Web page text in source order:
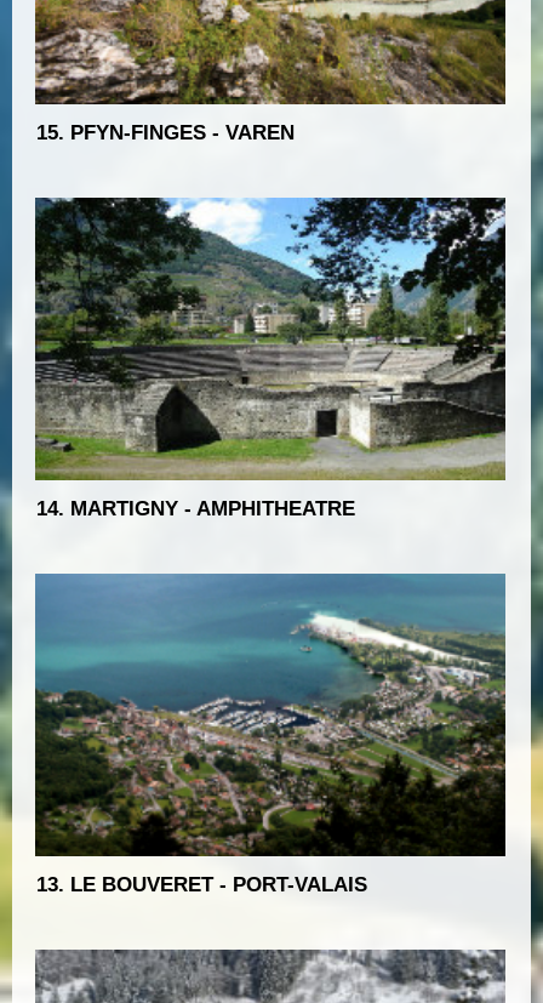
15. PFYN-FINGES - VAREN
14. MARTIGNY - AMPHITHEATRE
13. LE BOUVERET - PORT-VALAIS